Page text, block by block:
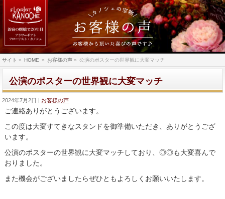
サイト » HOME » お客様の声 » 公演のポスターの世界観に大変マッチ
公演のポスターの世界観に大変マッチ
2024年7月2日 お客様の声
ご連絡ありがとうございます。
この度は大変すてきなスタンドを御準備いただき、ありがとうござ
います。
公演のポスターの世界観に大変マッチしており、◎◎も大変喜んで
おりました。
また機会がございましたらぜひともよろしくお願いいたします。